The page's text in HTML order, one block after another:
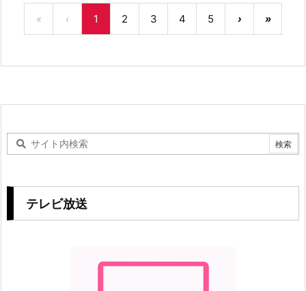
« ‹ 1 2 3 4 5 › »
テレビ放送